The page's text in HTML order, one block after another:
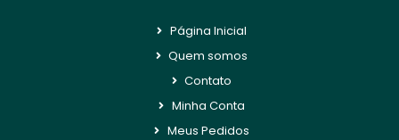
Página Inicial
Quem somos
Contato
Minha Conta
Meus Pedidos